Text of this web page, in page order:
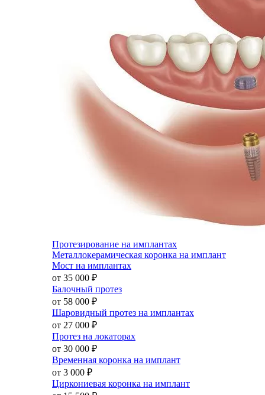
Протезирование на имплантах
Металлокерамическая коронка на имплант
Мост на имплантах
от 35 000 ₽
Балочный протез
от 58 000 ₽
Шаровидный протез на имплантах
от 27 000 ₽
Протез на локаторах
от 30 000 ₽
Временная коронка на имплант
от 3 000 ₽
Циркониевая коронка на имплант